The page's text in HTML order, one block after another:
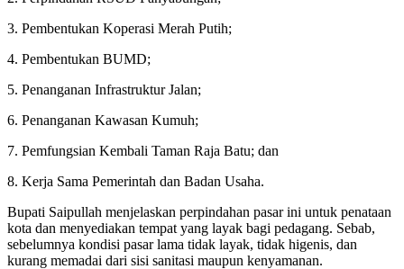
3. Pembentukan Koperasi Merah Putih;
4. Pembentukan BUMD;
5. Penanganan Infrastruktur Jalan;
6. Penanganan Kawasan Kumuh;
7. Pemfungsian Kembali Taman Raja Batu; dan
8. Kerja Sama Pemerintah dan Badan Usaha.
Bupati Saipullah menjelaskan perpindahan pasar ini untuk penataan
kota dan menyediakan tempat yang layak bagi pedagang. Sebab,
sebelumnya kondisi pasar lama tidak layak, tidak higenis, dan
kurang memadai dari sisi sanitasi maupun kenyamanan.